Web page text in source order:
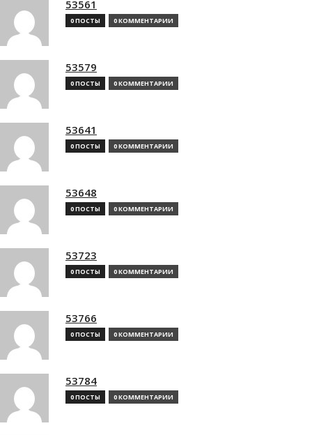
53561
0 ПОСТЫ 0 КОММЕНТАРИИ
53579
0 ПОСТЫ 0 КОММЕНТАРИИ
53641
0 ПОСТЫ 0 КОММЕНТАРИИ
53648
0 ПОСТЫ 0 КОММЕНТАРИИ
53723
0 ПОСТЫ 0 КОММЕНТАРИИ
53766
0 ПОСТЫ 0 КОММЕНТАРИИ
53784
0 ПОСТЫ 0 КОММЕНТАРИИ